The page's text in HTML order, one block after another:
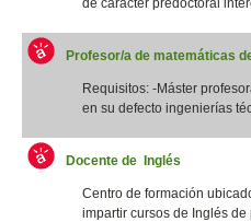
de carácter predoctoral
Profesor/a de matemáticas
Requisitos: -Máster
en su defecto ingenierías
Docente de Inglés
Centro de formación
impartir cursos de Inglés